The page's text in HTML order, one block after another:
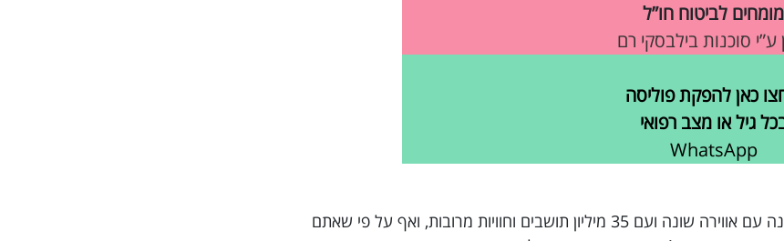
מומחים לביטוח חו”ל
ע”י סוכנות בילבסקי רם
כאן להפקת פוליסה
גיל או מצב רפואי
WhatsApp
קנית כרטיס טיסה לחופשה במרוקו, מדינה מרהיבה מדינה עם אווירה שונה ועם 35 מיליון תושבים וחוויות מרובות, ואף על פי שאתם